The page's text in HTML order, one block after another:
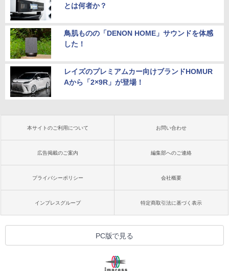
とは何者か？
鳥肌ものの「DENON HOME」サウンドを体感
した！
レイズのプレミアムカー向けブランドHOMUR
Aから「2×9R」が登場！
本サイトのご利用について お問い合わせ
広告掲載のご案内 編集部へのご連絡
プライバシーポリシー 会社概要
インプレスグループ 特定商取引法に基づく表示
PC版で見る